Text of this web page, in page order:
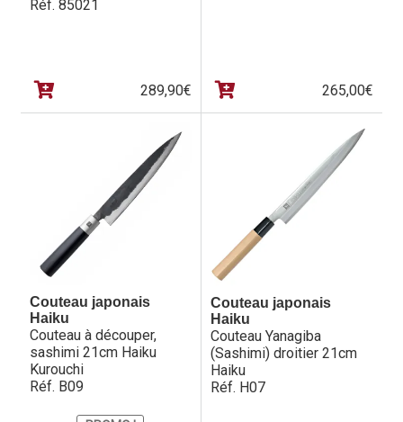
Plan du site
Politique en matière de remboursements et de retours
Questions-Réponses?
Revue de presse
Téléchargements
Thank you for booking
Tous les articles
Réf. 85021
289,90€ 265,00€
Couteau japonais
Haiku
Couteau à découper,
sashimi 21cm Haiku
Kurouchi
Réf. B09
Couteau japonais
Haiku
Couteau Yanagiba
(Sashimi) droitier 21cm
Haiku
Réf. H07